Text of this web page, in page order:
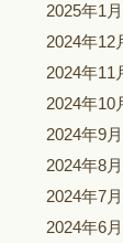
2025年1月
2024年12
2024年11
2024年10
2024年9月
2024年8月
2024年7月
2024年6月